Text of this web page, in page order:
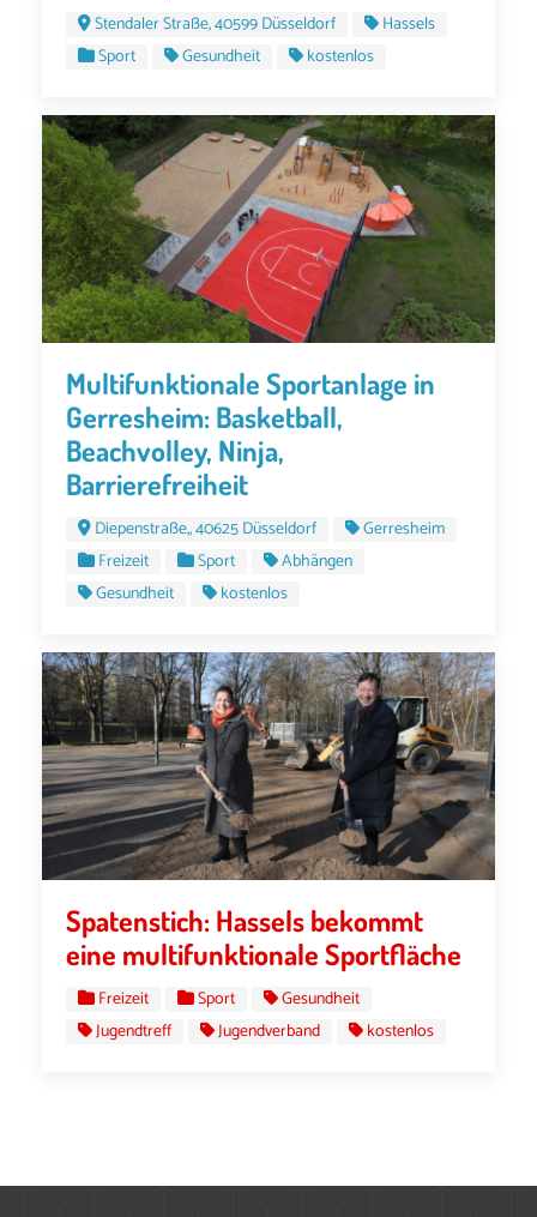
Stendaler Straße, 40599 Düsseldorf
Hassels
Sport
Gesundheit kostenlos
Multifunktionale Sportanlage in
Gerresheim: Basketball,
Beachvolley, Ninja,
Barrierefreiheit
Diepenstraße,, 40625 Düsseldorf
Gerresheim
Freizeit
Sport
Abhängen
Gesundheit
kostenlos
Spatenstich: Hassels bekommt
eine multifunktionale Sportfläche
Freizeit Sport
Gesundheit
Jugendtreff
Jugendverband kostenlos